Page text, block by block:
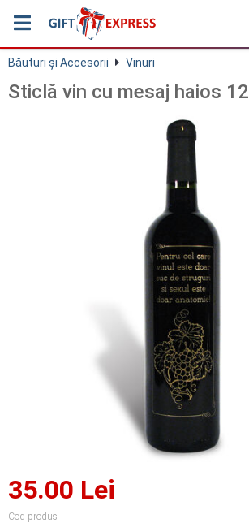
Băuturi și Accesorii Vinuri
Sticlă vin cu mesaj haios 12
35.00 Lei
Cod produs